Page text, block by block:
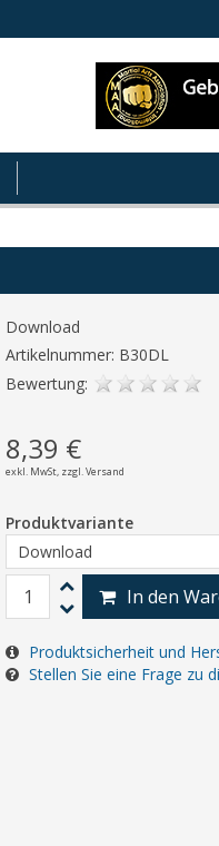
Download
Artikelnummer: B30DL
Bewertung:
8,39 €
exkl. MwSt, zzgl. Versand
Produktvariante
In den
Produktsicherheit und
Stellen Sie eine Frage zu